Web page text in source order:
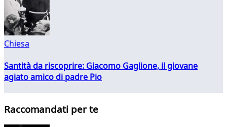
Chiesa
Santità da riscoprire: Giacomo Gaglione, il giovane
agiato amico di padre Pio
Raccomandati per te